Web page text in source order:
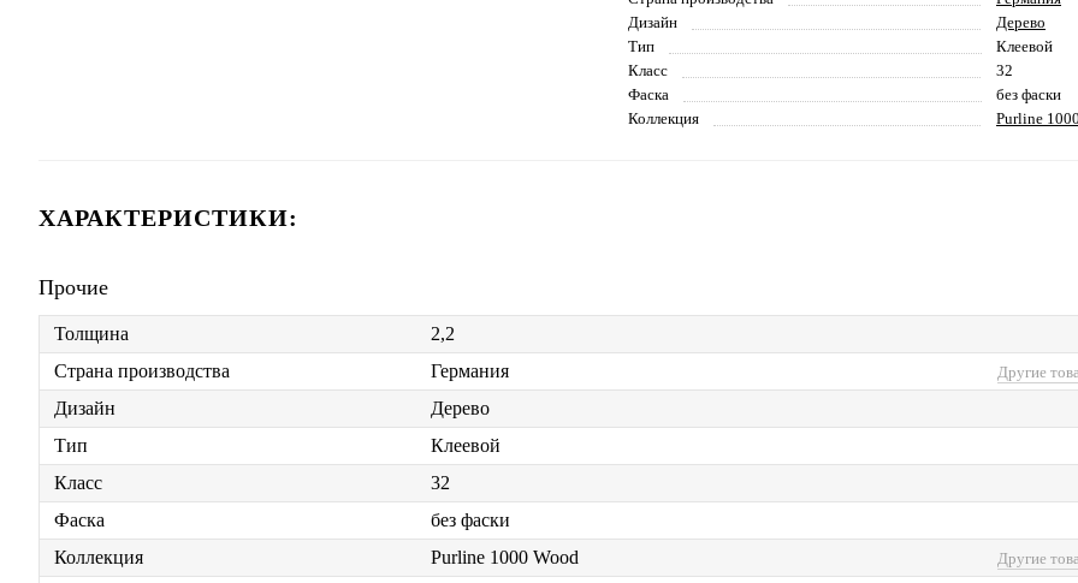
Дизайн
Дерево
Тип
Клеевой
Класс
32
Фаска
без фаски
Коллекция
Purline
ХАРАКТЕРИСТИКИ:
Прочие
Толщина
2,2
Страна производства
Германия Другие
Дизайн
Дерево
Тип
Клеевой
Класс
32
Фаска
без фаски
Коллекция
Purline 1000 Wood Другие